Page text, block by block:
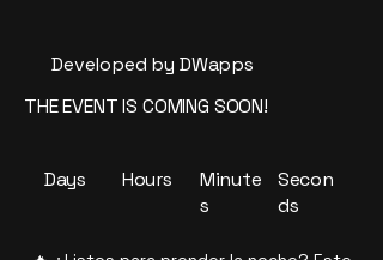
Secon
ds
Minute
s
Hours
Days
THE EVENT IS COMING SOON!
Developed by DWapps